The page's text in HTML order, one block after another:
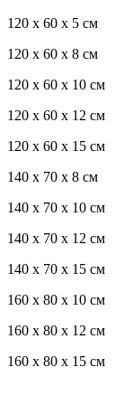
120 x 60 x 5 см
120 x 60 x 8 см
120 x 60 x 10 см
120 x 60 x 12 см
120 x 60 x 15 см
140 x 70 x 8 см
140 x 70 x 10 см
140 x 70 x 12 см
140 x 70 x 15 см
160 x 80 x 10 см
160 x 80 x 12 см
160 x 80 x 15 см